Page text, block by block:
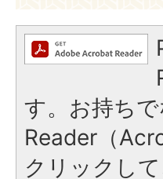
す。お持ち
Reader（
クリックし